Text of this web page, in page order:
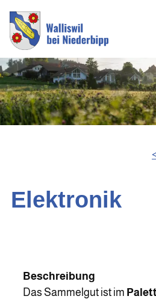
Elektronik
Beschreibung
Das Sammelgut ist im